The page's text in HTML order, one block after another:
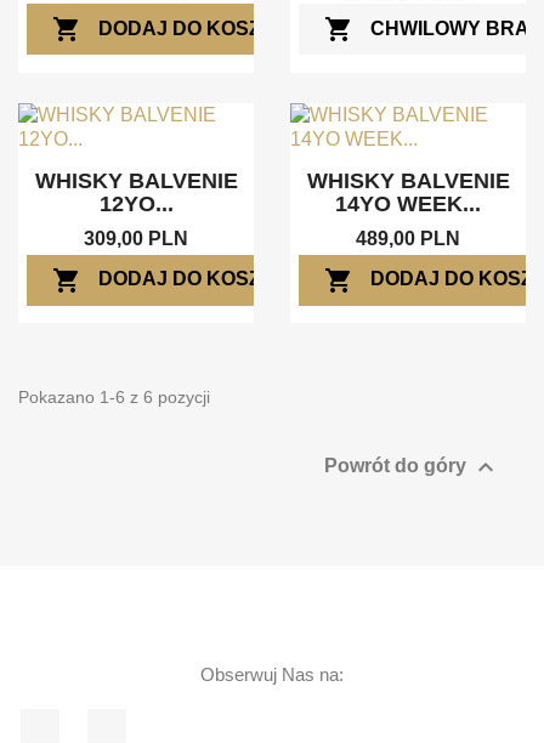
shopping_cart DODAJ DO KOSZYKA shopping_cart CHWILOWY BRAK
WHISKY BALVENIE
12YO...
309,00 PLN
shopping_cart DODAJ DO KOSZYKA
WHISKY BALVENIE
14YO WEEK...
489,00 PLN
shopping_cart DODAJ DO
Pokazano 1-6 z 6 pozycji
Powrót do góry 
Obserwuj Nas na: